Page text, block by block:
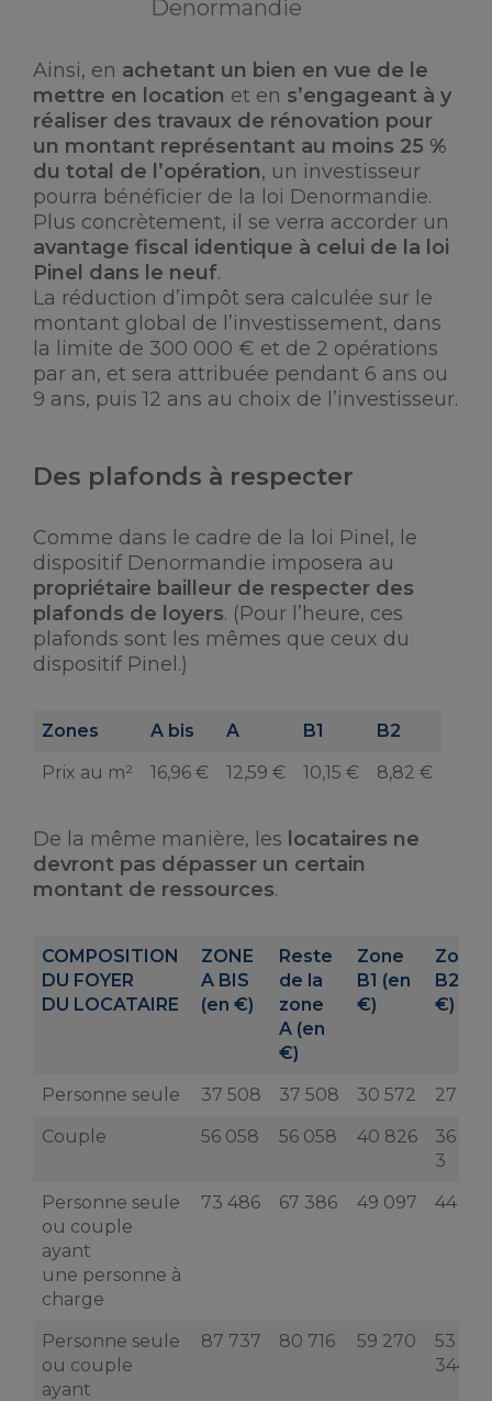
Denormandie
Ainsi, en achetant un bien en vue de le
mettre en location et en s’engageant à y
réaliser des travaux de rénovation pour
un montant représentant au moins 25 %
du total de l’opération, un investisseur
pourra bénéficier de la loi Denormandie.
Plus concrètement, il se verra accorder un
avantage fiscal identique à celui de la loi
Pinel dans le neuf.
La réduction d’impôt sera calculée sur le
montant global de l’investissement, dans
la limite de 300 000 € et de 2 opérations
par an, et sera attribuée pendant 6 ans ou
9 ans, puis 12 ans au choix de l’investisseur.
Des plafonds à respecter
Comme dans le cadre de la loi Pinel, le
dispositif Denormandie imposera au
propriétaire bailleur de respecter des
plafonds de loyers. (Pour l’heure, ces
plafonds sont les mêmes que ceux du
dispositif Pinel.)
Zones A bis A B1
B2
Prix au m²
16,96 € 12,59 € 10,15 € 8,82 €
De la même manière, les locataires ne
devront pas dépasser un certain
montant de ressources.
COMPOSITION
DU FOYER
DU LOCATAIRE
ZONE
A BIS
(en €)
Reste
de la
zone
A (en
€)
Zone
B1 (en
€)
Zone
B2 (en
€)
Personne seule 37 508 37 508 30 572
27 515
Couple
56 058 56 058 40 826
36 74
3
Personne seule
ou couple
ayant
une personne à
charge
73 486 67 386 49 097 44 187
Personne seule
ou couple
ayant
87 737 80 716 59 270
53
344